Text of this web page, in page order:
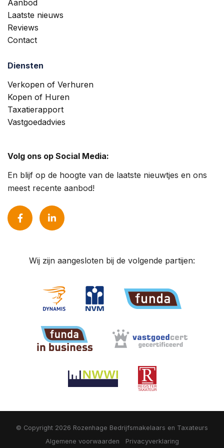
Aanbod
Laatste nieuws
Reviews
Contact
Diensten
Verkopen of Verhuren
Kopen of Huren
Taxatierapport
Vastgoedadvies
Volg ons op Social Media:
En blijf op de hoogte van de laatste nieuwtjes en ons
meest recente aanbod!
Wij zijn aangesloten bij de volgende partijen:
© Copyright 2026 Rozenhage Bedrijfsmakelaars en Taxateurs
Algemene voorwaarden
Privacyverklaring